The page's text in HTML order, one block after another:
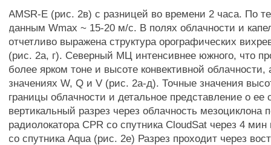
AMSR-E (рис. 2в) с разницей во времени 2 часа. По
данным Wmax ~ 15-20 м/с. В полях облачности и
отчетливо выражена структура орографических
(рис. 2а, г). Северный МЦ интенсивнее южного, что
более ярком тоне и высоте конвективной облачности,
значениях W, Q и V (рис. 2а-д). Точные значения
границы облачности и детальное представление о ее
вертикальный разрез через облачность мезоциклона
радиолокатора CPR со спутника CloudSat через 4
со спутника Aqua (рис. 2е) Разрез проходит через